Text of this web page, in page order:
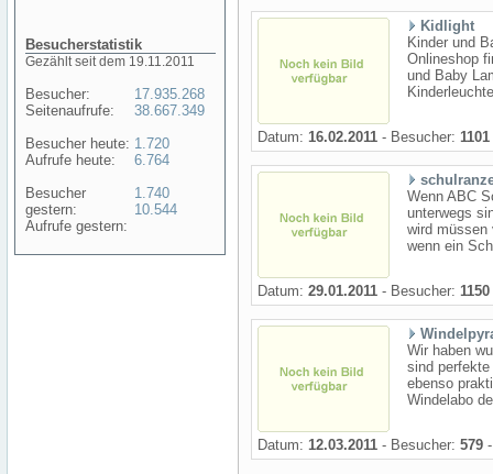
Besucherstatistik
Gezählt seit dem 19.11.2011
Besucher:
Seitenaufrufe:
Besucher heute:
Aufrufe heute:
Besucher
gestern:
Aufrufe gestern:
17.935.268
38.667.349
1.720
6.764
1.740
10.544
Kidlight
Kinder und
Onlineshop
und Baby
Datum: 16.02.2011 - Besucher: 1101
Wenn ABC
unterwegs
wird müssen
wenn ein
Datum: 29.01.2011 - Besucher: 1150
Wir haben
sind
ebenso
Windelabo
Datum: 12.03.2011 - Besucher: 579